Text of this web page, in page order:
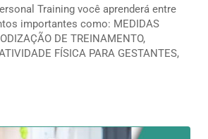
Training você aprenderá entre
importantes como: MEDIDAS
DE TREINAMENTO,
FÍSICA PARA GESTANTES,